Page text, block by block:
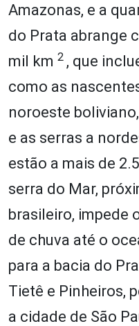
Amazonas, e a
do Prata abrange
mil km 2 , que
como as
noroeste
e as serras a
estão a mais de
serra do Mar,
brasileiro, impede
de chuva até o
para a bacia do
Tietê e Pinheiros,
a cidade de São